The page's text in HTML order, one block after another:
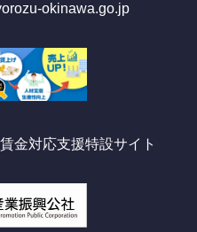
okinawa.go.jp
金対応支援特設サイト